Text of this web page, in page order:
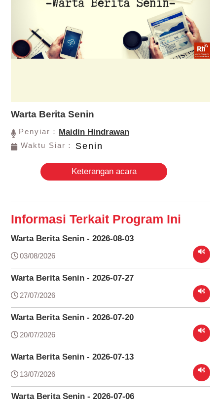
Warta Berita Senin
Penyiar： Maidin Hindrawan
Waktu Siar： Senin
Keterangan acara
Informasi Terkait Program Ini
Warta Berita Senin - 2026-08-03
03/08/2026
Warta Berita Senin - 2026-07-27
27/07/2026
Warta Berita Senin - 2026-07-20
20/07/2026
Warta Berita Senin - 2026-07-13
13/07/2026
Warta Berita Senin - 2026-07-06